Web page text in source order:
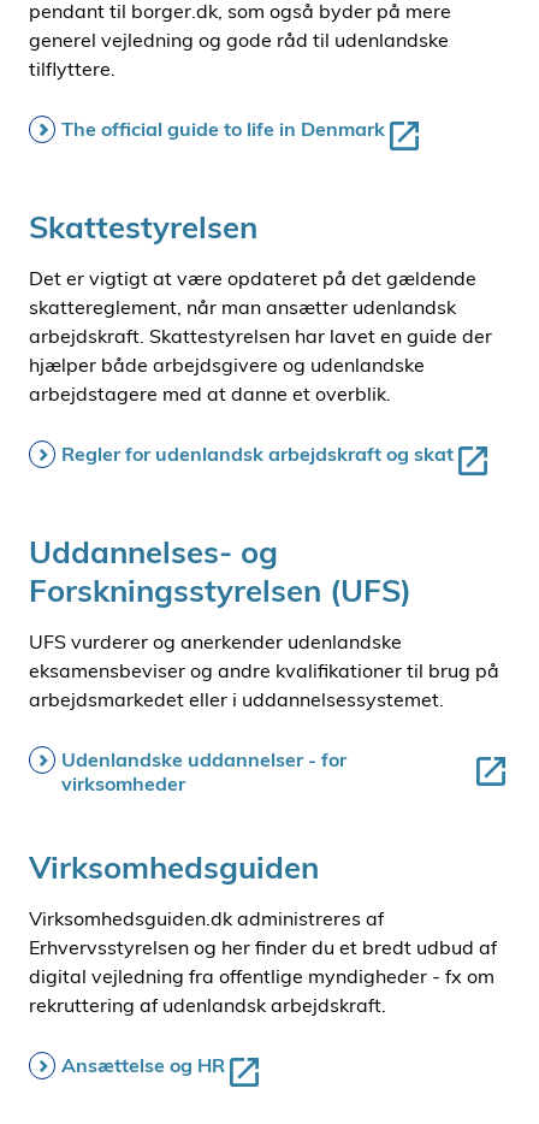
pendant til borger.dk, som også byder på mere
generel vejledning og gode råd til udenlandske
tilflyttere.
The official guide to life in Denmark
Skattestyrelsen
Det er vigtigt at være opdateret på det gældende
skattereglement, når man ansætter udenlandsk
arbejdskraft. Skattestyrelsen har lavet en guide der
hjælper både arbejdsgivere og udenlandske
arbejdstagere med at danne et overblik.
Regler for udenlandsk arbejdskraft og skat
Uddannelses- og
Forskningsstyrelsen (UFS)
UFS vurderer og anerkender udenlandske
eksamensbeviser og andre kvalifikationer til brug på
arbejdsmarkedet eller i uddannelsessystemet.
Udenlandske uddannelser - for
virksomheder
Virksomhedsguiden
Virksomhedsguiden.dk administreres af
Erhvervsstyrelsen og her finder du et bredt udbud af
digital vejledning fra offentlige myndigheder - fx om
rekruttering af udenlandsk arbejdskraft.
Ansættelse og HR